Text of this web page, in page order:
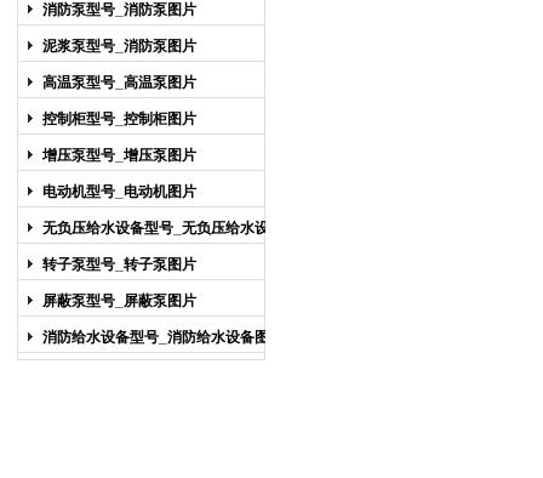
消防泵型号_消防泵图片
泥浆泵型号_消防泵图片
高温泵型号_高温泵图片
控制柜型号_控制柜图片
增压泵型号_增压泵图片
电动机型号_电动机图片
无负压给水设备型号_无负压给水设备
图片
转子泵型号_转子泵图片
屏蔽泵型号_屏蔽泵图片
消防给水设备型号_消防给水设备图片